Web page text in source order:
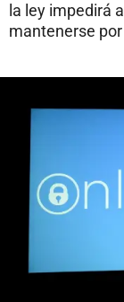
la ley impedirá
mantenerse